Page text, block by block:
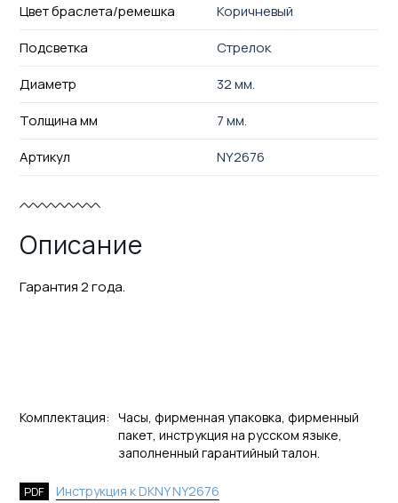
Цвет браслета/ремешка
Коричневый
Подсветка
Стрелок
Диаметр
32 мм.
Толщина мм
7 мм.
Артикул
NY2676
Описание
Гарантия 2 года.
Комплектация: Часы, фирменная упаковка, фирменный
пакет, инструкция на русском языке,
заполненный гарантийный талон.
PDF Инструкция к DKNY NY2676